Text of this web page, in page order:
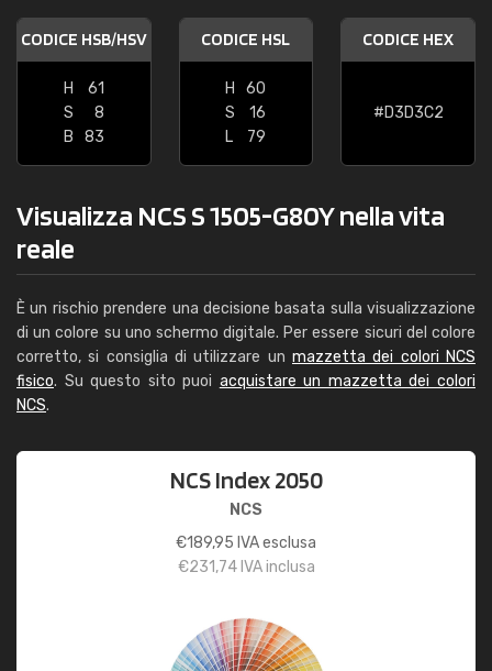
CODICE HSB/HSV
H
61
S
8
B
83
CODICE HSL
H
60
S
16
L
79
CODICE HEX
#D3D3C2
Visualizza NCS S 1505-G80Y nella vita
reale
È un rischio prendere una decisione basata sulla visualizzazione
di un colore su uno schermo digitale. Per essere sicuri del colore
corretto, si consiglia di utilizzare un mazzetta dei colori NCS
fisico. Su questo sito puoi acquistare un mazzetta dei colori
NCS.
NCS Index 2050
NCS
€189,95 IVA esclusa
€231,74IVA inclusa